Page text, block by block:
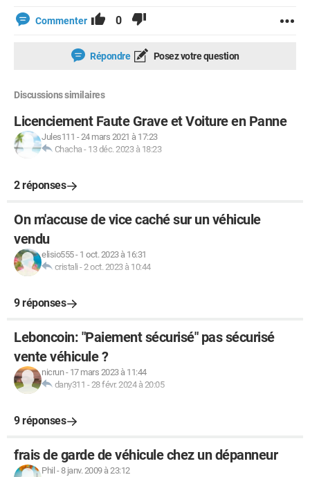
Commenter 0
Répondre Posez votre question
Discussions similaires
Licenciement Faute Grave et Voiture en Panne
Jules111 -24 mars 2021 à 17:23
Chacha - 13 déc. 2023 à 18:23
2 réponses
On m'accuse de vice caché sur un véhicule
vendu
elisio555- 1 oct. 2023 à 16:31
cristali -2 oct. 2023 à 10:44
9 réponses
Leboncoin: "Paiement sécurisé" pas sécurisé
vente véhicule ?
nicrun- 17 mars 2023 à 11:44
dany311 -28 févr. 2024 à 20:05
9 réponses
frais de garde de véhicule chez un dépanneur
Phil -8 janv. 2009 à 23:12